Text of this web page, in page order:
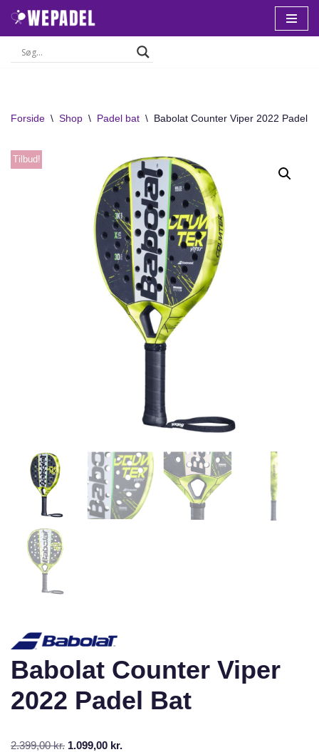
Spring
Forside \ Shop \ Padel bat \ Babolat Counter Viper 2022 Padel
Tilbud!
Babolat Counter Viper
2022 Padel Bat
2.399,00kr. 1.099,00 kr.